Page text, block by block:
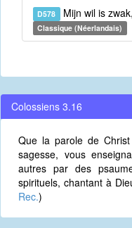
D578 Mijn wil is
Classique (Néerlandais)
Colossiens 3.16
Que la parole de
sagesse, vous
autres par des
spirituels, chantant à
Rec.)